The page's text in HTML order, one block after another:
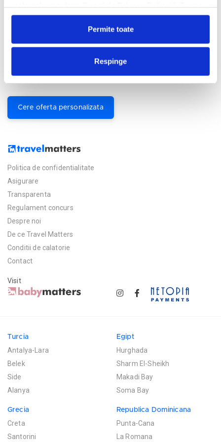
Permite toate
Respinge
Masa:Mic Dejun si Demipensiune.
Cere oferta personalizata
Politica de confidentialitate
Asigurare
Transparenta
Regulament concurs
Despre noi
De ce Travel Matters
Conditii de calatorie
Contact
Visit
Turcia
Antalya-Lara
Belek
Side
Alanya
Egipt
Hurghada
Sharm El-Sheikh
Makadi Bay
Soma Bay
Grecia
Creta
Santorini
Republica Dominicana
Punta-Cana
La Romana